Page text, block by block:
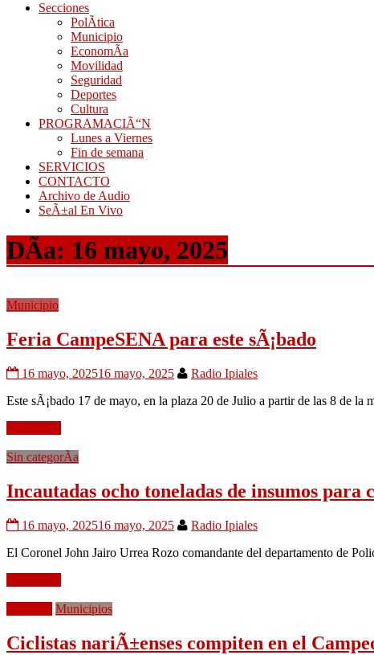
Secciones
PolÃ­tica
Municipio
EconomÃ­a
Movilidad
Seguridad
Deportes
Cultura
PROGRAMACIÃ“N
Lunes a Viernes
Fin de semana
SERVICIOS
CONTACTO
Archivo de Audio
SeÃ±al En Vivo
DÃ­a: 16 mayo, 2025
Municipio
Feria CampeSENA para este sÃ¡bado
16 mayo, 202516 mayo, 2025
Radio Ipiales
Este sÃ¡bado 17 de mayo, en la plaza 20 de Julio a partir de las 8 de la
Sin categorÃ­a
Incautadas ocho toneladas de insumos para
16 mayo, 202516 mayo, 2025
Radio Ipiales
El Coronel John Jairo Urrea Rozo comandante del departamento de
Municipios
Ciclistas nariÃ±enses compiten en el